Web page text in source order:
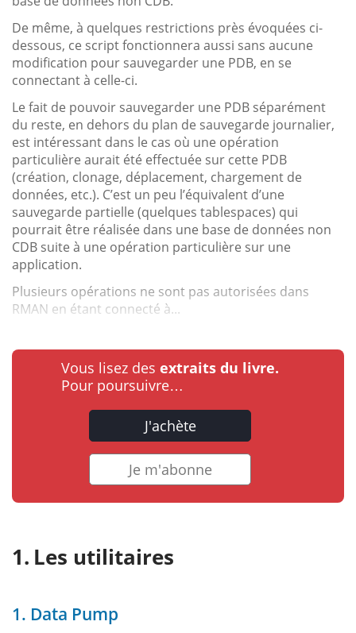
De même, à quelques restrictions près évoquées ci-
dessous, ce script fonctionnera aussi sans aucune
modification pour sauvegarder une PDB, en se
connectant à celle-ci.
Le fait de pouvoir sauvegarder une PDB séparément
du reste, en dehors du plan de sauvegarde journalier,
est intéressant dans le cas où une opération
particulière aurait été effectuée sur cette PDB
(création, clonage, déplacement, chargement de
données, etc.). C’est un peu l’équivalent d’une
sauvegarde partielle (quelques tablespaces) qui
pourrait être réalisée dans une base de données non
CDB suite à une opération particulière sur une
application.
Plusieurs opérations ne sont pas autorisées dans
RMAN en étant connecté à...
Vous lisez des extraits du livre.
Pour poursuivre…
J'achète
Je m'abonne
Les utilitaires
1. Data Pump